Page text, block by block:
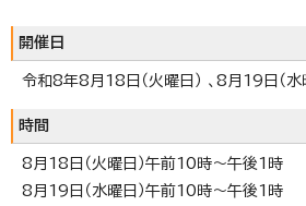
開催日
令和8年8月18日（火曜日） 、8月19日（水
時間
8月18日（火曜日）午前10時～午後1時
8月19日（水曜日）午前10時～午後1時